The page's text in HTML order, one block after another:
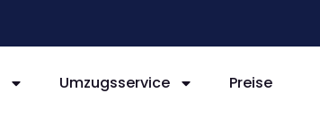
Umzugsservice Preise